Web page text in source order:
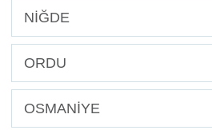
NİĞDE
ORDU
OSMANİYE